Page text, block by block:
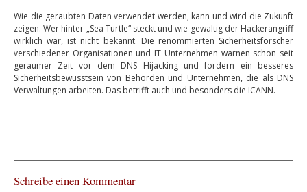
Wie die geraubten Daten verwendet werden, kann und wird die Zukunft
zeigen. Wer hinter „Sea Turtle“ steckt und wie gewaltig der Hackerangriff
wirklich war, ist nicht bekannt. Die renommierten Sicherheitsforscher
verschiedener Organisationen und IT Unternehmen warnen schon seit
geraumer Zeit vor dem DNS Hijacking und fordern ein besseres
Sicherheitsbewusstsein von Behörden und Unternehmen, die als DNS
Verwaltungen arbeiten. Das betrifft auch und besonders die ICANN.
Schreibe einen Kommentar